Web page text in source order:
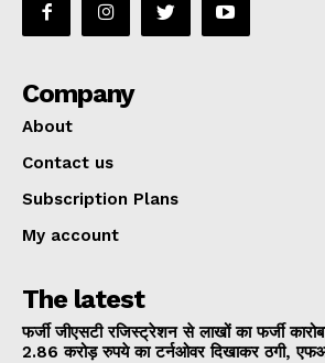
Company
About
Contact us
Subscription Plans
My account
The latest
फर्जी जीएसटी रजिस्ट्रेशन से लाखों का फर्जी
2.86 करोड़ रुपये का टर्नओवर दिखाकर ठगी,